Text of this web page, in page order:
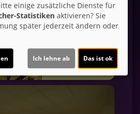
einige zusätzliche Dienste für
Statistiken aktivieren? Sie
später jederzeit ändern oder
Ich lehne ab Das ist ok